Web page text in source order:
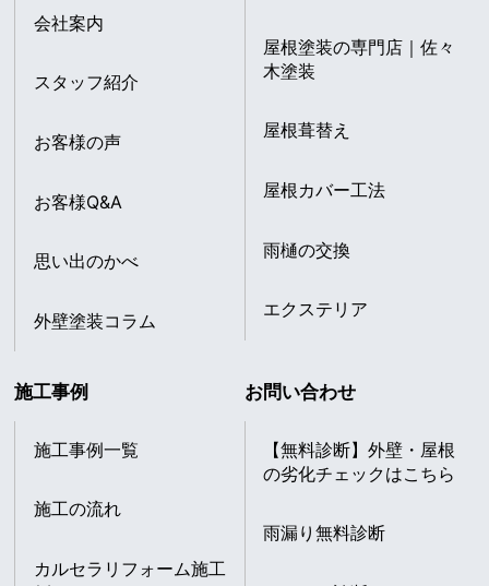
会社案内
スタッフ紹介
お客様の声
お客様Q&A
思い出のかべ
外壁塗装コラム
屋根塗装の専門店｜佐々
木塗装
屋根葺替え
屋根カバー工法
雨樋の交換
エクステリア
施工事例
施工事例一覧
施工の流れ
カルセラリフォーム施工
お問い合わせ
【無料診断】外壁・屋根
の劣化チェックはこちら
雨漏り無料診断